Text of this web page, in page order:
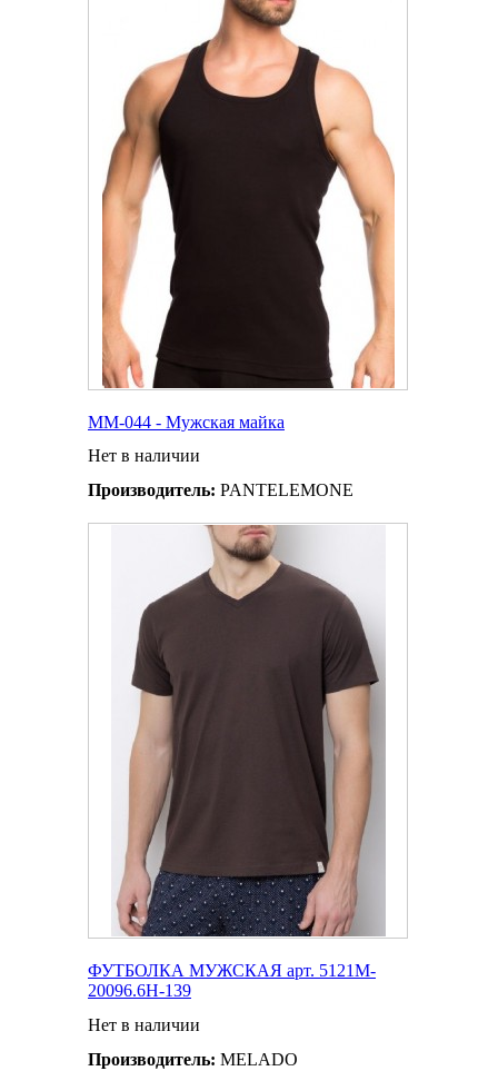
MM-044 - Мужская майка
Нет в наличии
Производитель: PANTELEMONE
ФУТБОЛКА МУЖСКАЯ арт. 5121M-
20096.6H-139
Нет в наличии
Производитель: MELADO